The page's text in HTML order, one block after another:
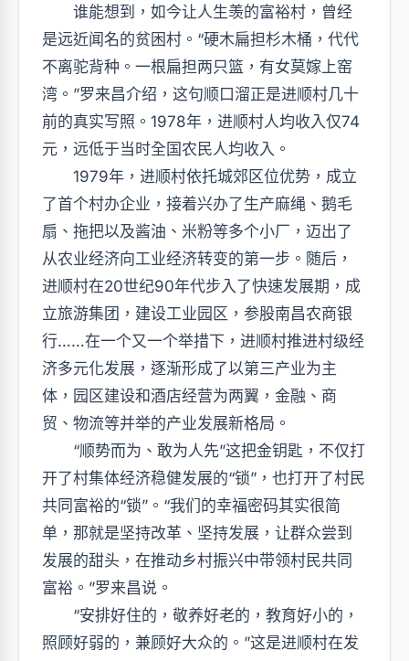
谁能想到，如今让人生羡的富裕村，曾经
是远近闻名的贫困村。“硬木扁担杉木桶，代代
不离驼背种。一根扁担两只篮，有女莫嫁上窑
湾。”罗来昌介绍，这句顺口溜正是进顺村几十
前的真实写照。1978年，进顺村人均收入仅74
元，远低于当时全国农民人均收入。
1979年，进顺村依托城郊区位优势，成立
了首个村办企业，接着兴办了生产麻绳、鹅毛
扇、拖把以及酱油、米粉等多个小厂，迈出了
从农业经济向工业经济转变的第一步。随后，
进顺村在20世纪90年代步入了快速发展期，成
立旅游集团，建设工业园区，参股南昌农商银
行……在一个又一个举措下，进顺村推进村级经
济多元化发展，逐渐形成了以第三产业为主
体，园区建设和酒店经营为两翼，金融、商
贸、物流等并举的产业发展新格局。
“顺势而为、敢为人先”这把金钥匙，不仅打
开了村集体经济稳健发展的“锁”，也打开了村民
共同富裕的“锁”。“我们的幸福密码其实很简
单，那就是坚持改革、坚持发展，让群众尝到
发展的甜头，在推动乡村振兴中带领村民共同
富裕。”罗来昌说。
“安排好住的，敬养好老的，教育好小的，
照顾好弱的，兼顾好大众的。”这是进顺村在发